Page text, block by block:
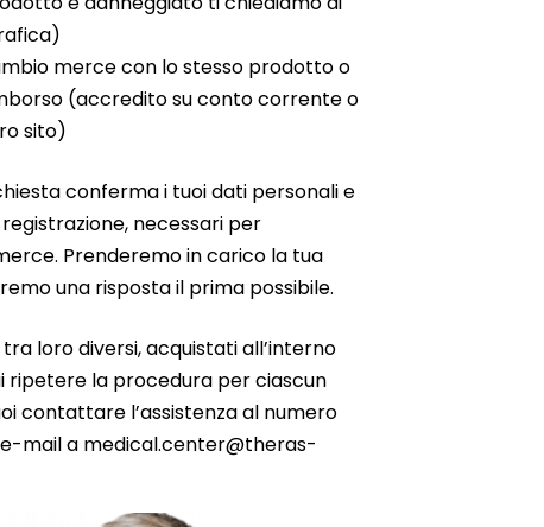
merce con lo stesso prodotto o
(accredito su conto corrente o
sito)
conferma i tuoi dati personali e
registrazione, necessari per
Prenderemo in carico la tua
una risposta il prima possibile.
loro diversi, acquistati all’interno
ripetere la procedura per ciascun
contattare l’assistenza al numero
e-mail a medical.center@theras-